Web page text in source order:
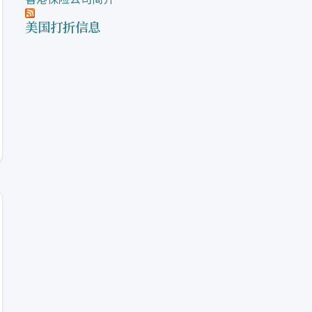
美国打折信息